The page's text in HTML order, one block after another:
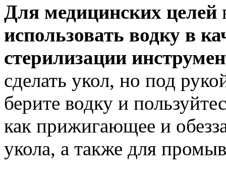
Для медицинских целей
использовать водку в
стерилизации
сделать укол, но под
берите водку и
как прижигающее и
укола, а также для